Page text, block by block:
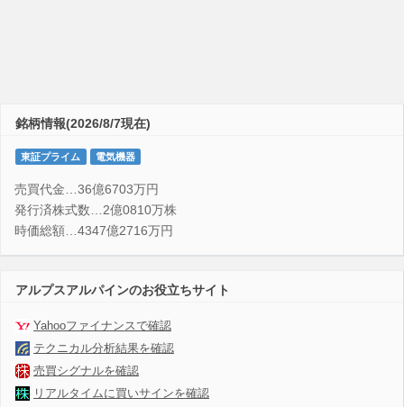
銘柄情報(2026/8/7現在)
東証プライム 電気機器
売買代金…36億6703万円
発行済株式数…2億0810万株
時価総額…4347億2716万円
アルプスアルパインのお役立ちサイト
Yahooファイナンスで確認
テクニカル分析結果を確認
売買シグナルを確認
リアルタイムに買いサインを確認